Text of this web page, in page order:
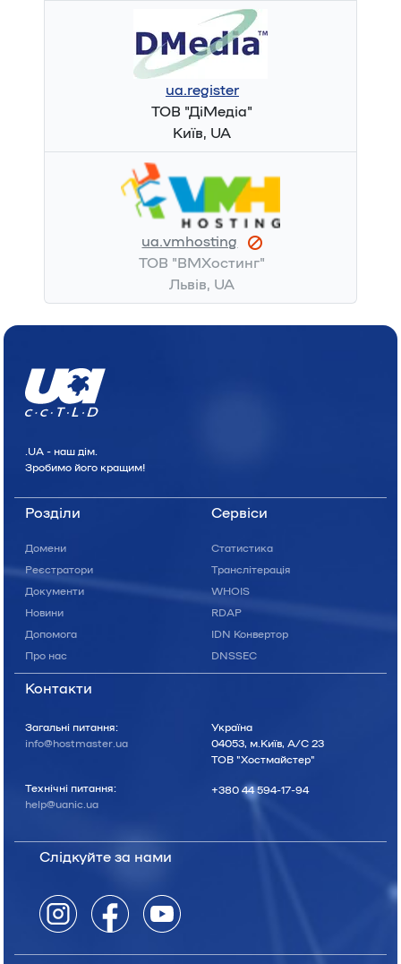
ua.register
ТОВ "ДіМедіа"
Київ, UA
ua.vmhosting
ТОВ "ВМХостинг"
Львів, UA
.UA - наш дiм.
Зробимо його кращим!
Розділи
Домени
Реєстратори
Документи
Новини
Допомога
Про нас
Сервіси
Статистика
Транслітерація
WHOIS
RDAP
IDN Конвертор
DNSSEC
Контакти
Загальні питання:
info@hostmaster.ua
Технічні питання:
help@uanic.ua
Україна
04053, м.Київ, А/С 23
ТОВ "Хостмайстер"
+380 44 594-17-94
Слідкуйте за нами